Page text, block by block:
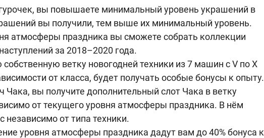
вы повышаете минимальный уровень украшений в
вы получили, тем выше их минимальный уровень.
атмосферы праздника вы сможете собрать коллекции
за 2018–2020 года.
ветку новогодней техники из 7 машин с V по X
от класса, будет получать особые бонусы к опыту.
Чака, вы получите дополнительный слот Чака в ветку
от текущего уровня атмосферы праздника. В нём
от типа техники.
уровня атмосферы праздника дадут вам до 40% бонуса к